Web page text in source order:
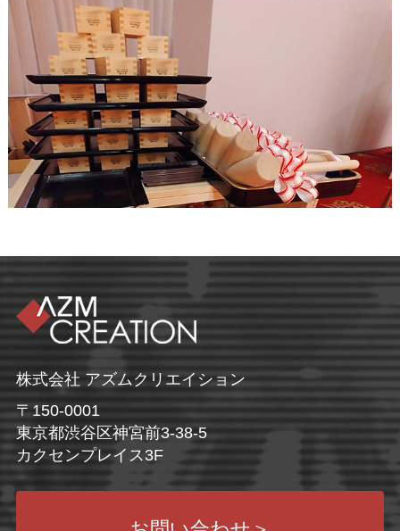
株式会社 アズムクリエイション
〒150-0001
東京都渋谷区神宮前3-38-5
カクセンプレイス3F